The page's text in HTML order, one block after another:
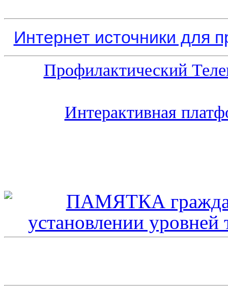
Интернет источники для
Профилактический
Интерактивная